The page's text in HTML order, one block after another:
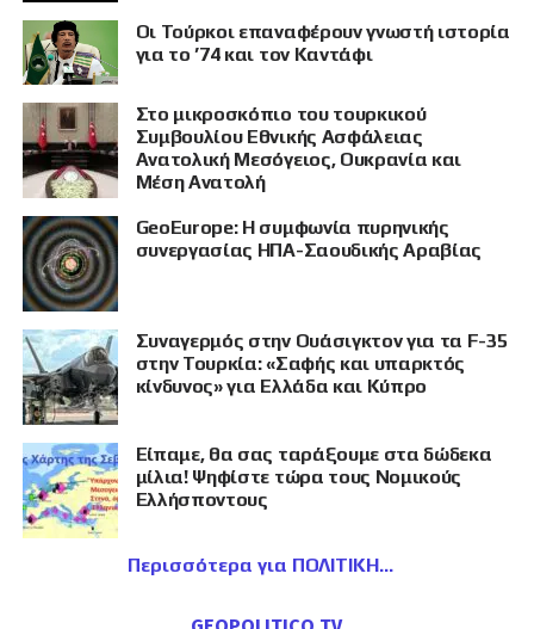
Οι Τούρκοι επαναφέρουν γνωστή ιστορία
για το ’74 και τον Καντάφι
Στο μικροσκόπιο του τουρκικού
Συμβουλίου Εθνικής Ασφάλειας
Ανατολική Μεσόγειος, Ουκρανία και
Μέση Ανατολή
GeoEurope: Η συμφωνία πυρηνικής
συνεργασίας ΗΠΑ-Σαουδικής Αραβίας
Συναγερμός στην Ουάσιγκτον για τα F-35
στην Τουρκία: «Σαφής και υπαρκτός
κίνδυνος» για Ελλάδα και Κύπρο
Είπαμε, θα σας ταράξουμε στα δώδεκα
μίλια! Ψηφίστε τώρα τους Νομικούς
Ελλήσποντους
Περισσότερα για ΠΟΛΙΤΙΚΗ